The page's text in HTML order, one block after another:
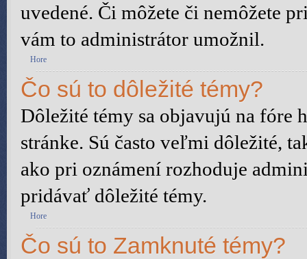
uvedené. Či môžete či nemôžete
vám to administrátor umožnil.
Hore
Čo sú to dôležité témy?
Dôležité témy sa objavujú na fóre
stránke. Sú často veľmi dôležité,
ako pri oznámení rozhoduje
pridávať dôležité témy.
Hore
Čo sú to Zamknuté témy?